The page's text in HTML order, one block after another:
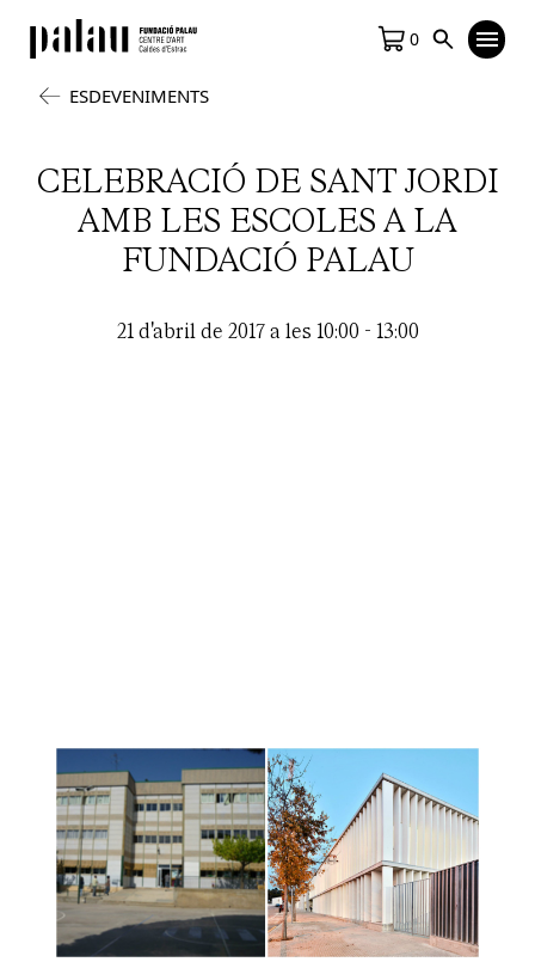
0
ESDEVENIMENTS
CELEBRACIÓ DE SANT JORDI
AMB LES ESCOLES A LA
FUNDACIÓ PALAU
21 d'abril de 2017 a les 10:00 - 13:00